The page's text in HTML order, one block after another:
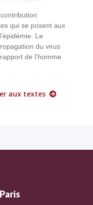
qui se posent aux
Le
du virus
de l’homme
aux textes